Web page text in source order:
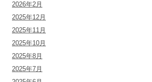
2026年2月
2025年12月
2025年11月
2025年10月
2025年8月
2025年7月